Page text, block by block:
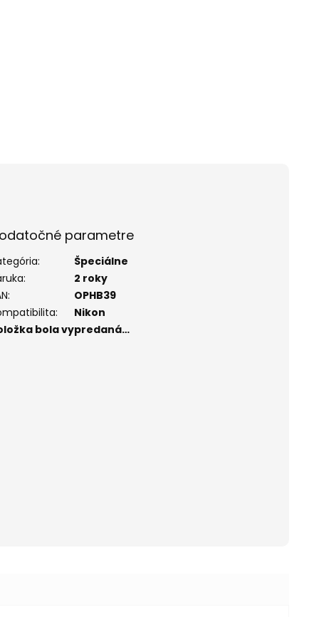
parametre
:
Špeciálne
:
2 roky
:
OPHB39
:
Nikon
bola vypredaná…